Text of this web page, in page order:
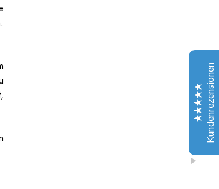
Kundenrezensionen
war großartig und der Service sogar noch
daher bin ich für Ihr Produkt sehr dankbar!
mit diesem hochwertigen Produkt (Nordlicht